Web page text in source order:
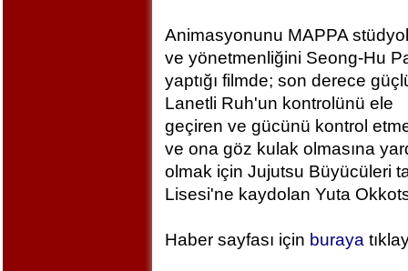
Animasyonunu MAPPA
ve yönetmenliğini Seong-Hu
yaptığı filmde; son derece
Lanetli Ruh'un kontrolünü ele
geçiren ve gücünü kontrol
ve ona göz kulak olmasına
olmak için Jujutsu Büyücüleri
Lisesi'ne kaydolan Yuta
Haber sayfası için buraya